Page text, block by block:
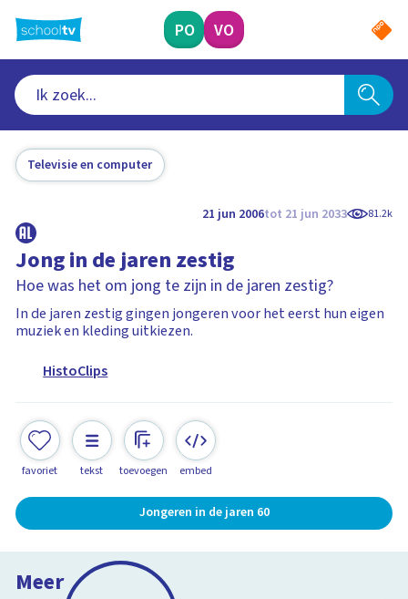
naar
hoofdinhoud
PO VO
Televisie en computer
21 jun 2006tot 21 jun 2033 81.2k
Jong in de jaren zestig
Hoe was het om jong te zijn in de jaren zestig?
In de jaren zestig gingen jongeren voor het eerst hun eigen
muziek en kleding uitkiezen.
HistoClips
favoriet tekst toevoegen embed
Jongeren in de jaren 60
Meer